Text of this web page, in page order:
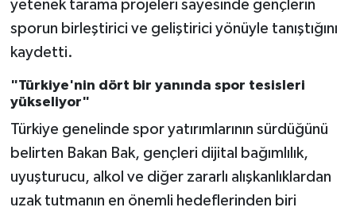
yetenek tarama projeleri sayesinde gençlerin
sporun birleştirici ve geliştirici yönüyle tanıştığını
kaydetti.
"Türkiye'nin dört bir yanında spor tesisleri
yükseliyor"
Türkiye genelinde spor yatırımlarının sürdüğünü
belirten Bakan Bak, gençleri dijital bağımlılık,
uyuşturucu, alkol ve diğer zararlı alışkanlıklardan
uzak tutmanın en önemli hedeflerinden biri